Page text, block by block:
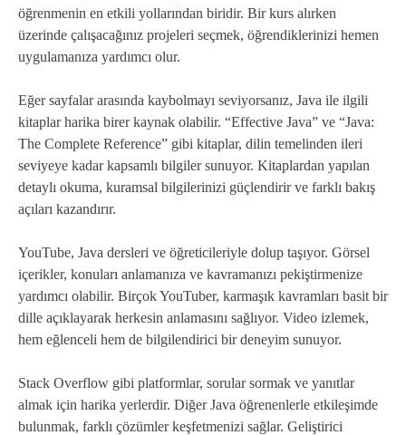
öğrenmenin en etkili yollarından biridir. Bir kurs alırken
üzerinde çalışacağınız projeleri seçmek, öğrendiklerinizi hemen
uygulamanıza yardımcı olur.
Eğer sayfalar arasında kaybolmayı seviyorsanız, Java ile ilgili
kitaplar harika birer kaynak olabilir. “Effective Java” ve “Java:
The Complete Reference” gibi kitaplar, dilin temelinden ileri
seviyeye kadar kapsamlı bilgiler sunuyor. Kitaplardan yapılan
detaylı okuma, kuramsal bilgilerinizi güçlendirir ve farklı bakış
açıları kazandırır.
YouTube, Java dersleri ve öğreticileriyle dolup taşıyor. Görsel
içerikler, konuları anlamanıza ve kavramanızı pekiştirmenize
yardımcı olabilir. Birçok YouTuber, karmaşık kavramları basit bir
dille açıklayarak herkesin anlamasını sağlıyor. Video izlemek,
hem eğlenceli hem de bilgilendirici bir deneyim sunuyor.
Stack Overflow gibi platformlar, sorular sormak ve yanıtlar
almak için harika yerlerdir. Diğer Java öğrenenlerle etkileşimde
bulunmak, farklı çözümler keşfetmenizi sağlar. Geliştirici